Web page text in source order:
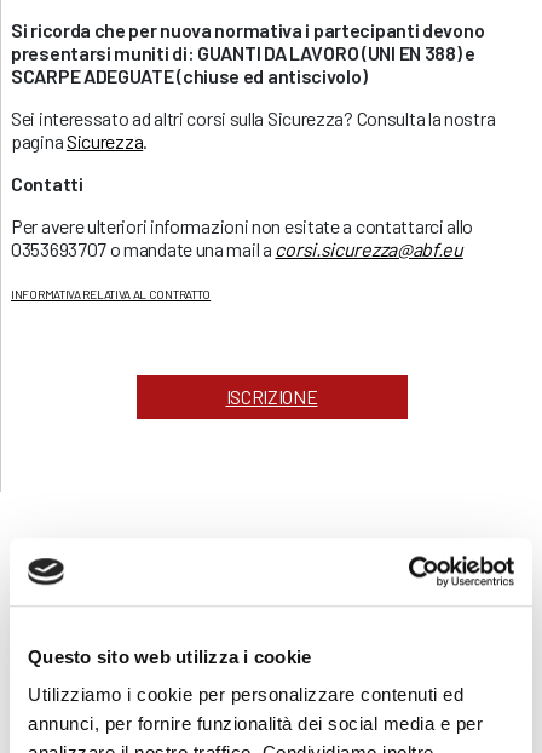
Questo sito web utilizza i cookie
Utilizziamo i cookie per personalizzare contenuti ed
annunci, per fornire funzionalità dei social media e per
Si ricorda che per nuova normativa i partecipanti devono
presentarsi muniti di: GUANTI DA LAVORO (UNI EN 388) e
SCARPE ADEGUATE (chiuse ed antiscivolo)
Sei interessato ad altri corsi sulla Sicurezza? Consulta la nostra
paginaSicurezza
Contatti
Per avere ulteriori informazioni non esitate a contattarci allo
0353693707 o mandate una mail a corsi.sicurezza@abf.eu
INFORMATIVA RELATIVA AL CONTRATTO
ISCRIZIONE
CORSISICUREZZA
Corsi online - FAD ASINCRONA
Formazione lavoratori
Addetto al servizio antincendio